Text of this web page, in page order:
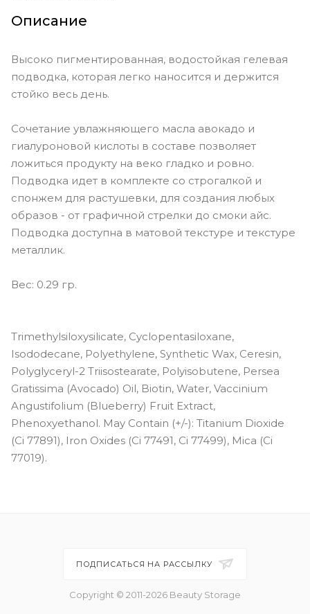
Описание
Высоко пигментированная, водостойкая гелевая
подводка, которая легко наносится и держится
стойко весь день.
Сочетание увлажняющего масла авокадо и
гиалуроновой кислоты в составе позволяет
ложиться продукту на веко гладко и ровно.
Подводка идет в комплекте со строгалкой и
спонжем для растушевки, для создания любых
образов - от графичной стрелки до смоки айс.
Подводка доступна в матовой текстуре и текстуре
металлик.
Вес: 0.29 гр.
Trimethylsiloxysilicate, Cyclopentasiloxane,
Isododecane, Polyethylene, Synthetic Wax, Ceresin,
Polyglyceryl-2 Triisostearate, Polyisobutene, Persea
Gratissima (Avocado) Oil, Biotin, Water, Vaccinium
Angustifolium (Blueberry) Fruit Extract,
Phenoxyethanol. May Contain (+/-): Titanium Dioxide
(Ci 77891), Iron Oxides (Ci 77491, Ci 77499), Mica (Ci
77019).
ПОДПИСАТЬСЯ НА РАССЫЛКУ
Copyright © 2011-2026 Beauty Storage